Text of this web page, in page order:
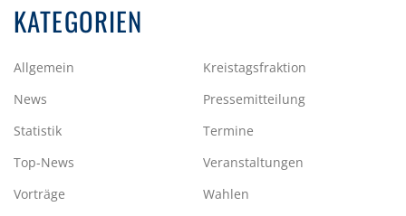
KATEGORIEN
Allgemein
Kreistagsfraktion
News
Pressemitteilung
Statistik
Termine
Top-News
Veranstaltungen
Vorträge
Wahlen